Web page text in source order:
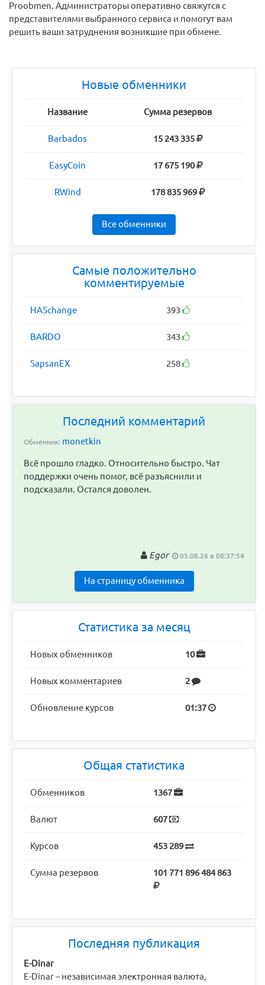
Proobmen. Администраторы оперативно свяжутся с
представителями выбранного сервиса и помогут вам
решить ваши затруднения возникшие при обмене.
Новые обменники
Название Сумма резервов
Barbados 15 243 335
EasyCoin 17 675 190
RWind 178 835 969
Все обменники
Самые положительно
комментируемые
HASchange 393
BARDO 343
SapsanEX 258
Последний комментарий
Обменник: monetkin
Всё прошло гладко. Относительно быстро. Чат
поддержки очень помог, всё разъяснили и
подсказали. Остался доволен.
Egor 05.08.26 в 08:37:54
На страницу обменника
Статистика за месяц
Новых обменников 10
Новых комментариев 2
Обновление курсов 01:37
Общая статистика
Обменников 1367
Валют 607
Курсов 453 289
Сумма резервов 101 771 896 484 863
Последняя публикация
E-Dinar
E-Dinar – независимая электронная валюта,